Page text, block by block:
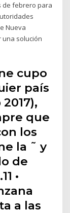
de febrero para
Nueva
solución
cupo
país
que
los
la ˜ y
de
•
a las